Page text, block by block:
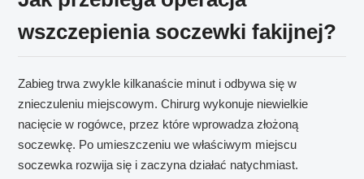
wszczepienia soczewki fakijnej?
Zabieg trwa zwykle kilkanaście minut i odbywa się w
znieczuleniu miejscowym. Chirurg wykonuje niewielkie
nacięcie w rogówce, przez które wprowadza złożoną
soczewkę. Po umieszczeniu we właściwym miejscu
soczewka rozwija się i zaczyna działać natychmiast.